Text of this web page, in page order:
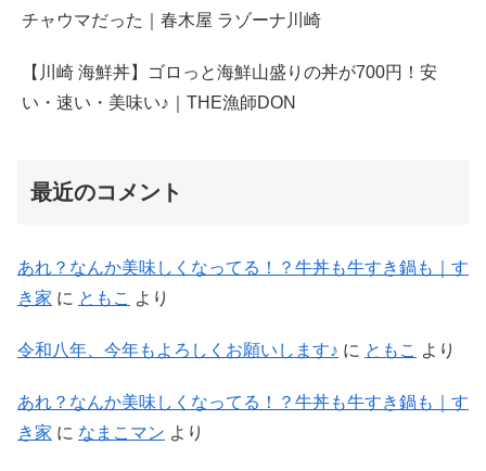
チャウマだった｜春木屋 ラゾーナ川崎
【川崎 海鮮丼】ゴロっと海鮮山盛りの丼が700円！安
い・速い・美味い♪｜THE漁師DON
最近のコメント
あれ？なんか美味しくなってる！？牛丼も牛すき鍋も｜す
き家 に ともこ より
令和八年、今年もよろしくお願いします♪ に ともこ より
あれ？なんか美味しくなってる！？牛丼も牛すき鍋も｜す
き家 に なまこマン より